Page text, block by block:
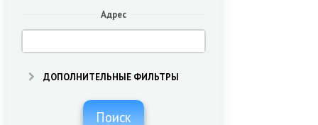
Адрес
ДОПОЛНИТЕЛЬНЫЕ ФИЛЬТРЫ
Поиск